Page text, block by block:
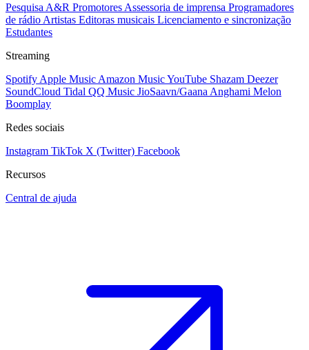
Pesquisa A&R Promotores Assessoria de imprensa Programadores
de rádio Artistas Editoras musicais Licenciamento e sincronização
Estudantes
Streaming
Spotify Apple Music Amazon MusicYouTube Shazam Deezer
SoundCloud Tidal QQ Music JioSaavn/Gaana Anghami Melon
Boomplay
Redes sociais
Instagram TikTok X (Twitter) Facebook
Recursos
Central de ajuda